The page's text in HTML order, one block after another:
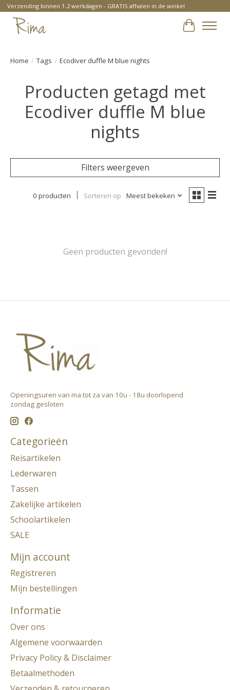
Verzending binnen 1-2 werkdagen - GRATIS afhalen in de winkel
Home / Tags / Ecodiver duffle M blue nights
Producten getagd met
Ecodiver duffle M blue
nights
Filters weergeven
0 producten Sorteren op Meest bekeken
Geen producten gevonden!
Openingsuren van ma tot za van 10u - 18u doorlopend ​
zondag gesloten
Categorieën
Reisartikelen
Lederwaren
Tassen
Zakelijke artikelen
Schoolartikelen
SALE
Mijn account
Registreren
Mijn bestellingen
Informatie
Over ons
Algemene voorwaarden
Privacy Policy & Disclaimer
Betaalmethoden